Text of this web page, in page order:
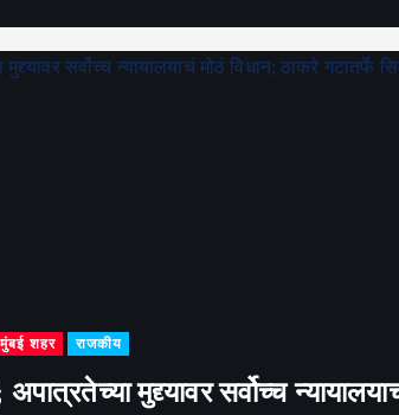
मुंबई शहर राजकीय
मुद्द्यावर सर्वोच्च